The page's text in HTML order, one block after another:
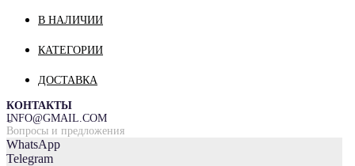
КАТАЛОГ
КОНТАКТЫ
=
В НАЛИЧИИ
КАТЕГОРИИ
ДОСТАВКА
КОНТАКТЫ
INFO@GMAIL.COM
Вопросы и предложения
WhatsApp
Telegram